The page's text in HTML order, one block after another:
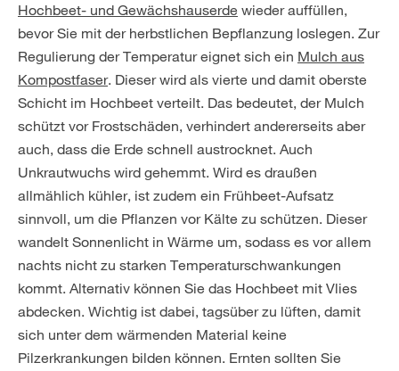
Hochbeet- und Gewächshauserde wieder auffüllen,
bevor Sie mit der herbstlichen Bepflanzung loslegen. Zur
Regulierung der Temperatur eignet sich ein Mulch aus
Kompostfaser. Dieser wird als vierte und damit oberste
Schicht im Hochbeet verteilt. Das bedeutet, der Mulch
schützt vor Frostschäden, verhindert andererseits aber
auch, dass die Erde schnell austrocknet. Auch
Unkrautwuchs wird gehemmt. Wird es draußen
allmählich kühler, ist zudem ein Frühbeet-Aufsatz
sinnvoll, um die Pflanzen vor Kälte zu schützen. Dieser
wandelt Sonnenlicht in Wärme um, sodass es vor allem
nachts nicht zu starken Temperaturschwankungen
kommt. Alternativ können Sie das Hochbeet mit Vlies
abdecken. Wichtig ist dabei, tagsüber zu lüften, damit
sich unter dem wärmenden Material keine
Pilzerkrankungen bilden können. Ernten sollten Sie